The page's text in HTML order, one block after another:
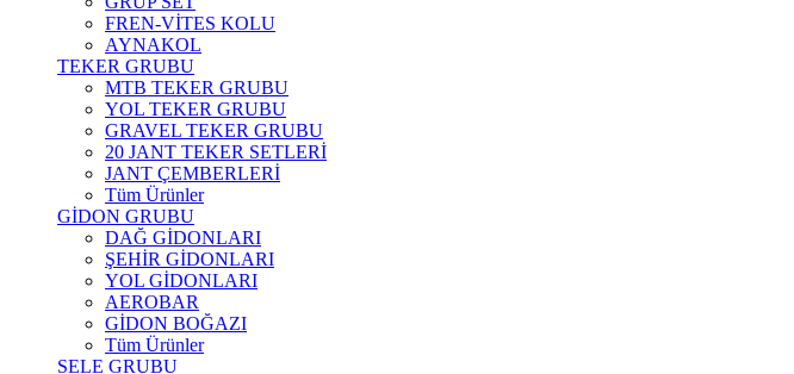
FREN-VİTES KOLU
AYNAKOL
TEKER GRUBU
MTB TEKER GRUBU
YOL TEKER GRUBU
GRAVEL TEKER GRUBU
20 JANT TEKER SETLERİ
JANT ÇEMBERLERİ
Tüm Ürünler
GİDON GRUBU
DAĞ GİDONLARI
ŞEHİR GİDONLARI
YOL GİDONLARI
AEROBAR
GİDON BOĞAZI
Tüm Ürünler
SELE GRUBU